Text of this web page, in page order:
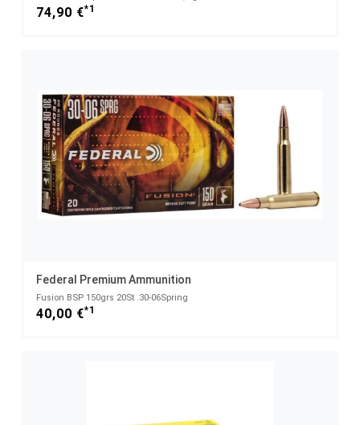
74,90 €*1
Federal Premium Ammunition
Fusion BSP 150grs 20St .30-06Spring
40,00 €*1